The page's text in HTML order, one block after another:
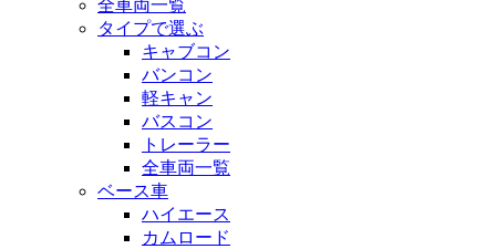
全車両一覧
タイプで選ぶ
キャブコン
バンコン
軽キャン
バスコン
トレーラー
全車両一覧
ベース車
ハイエース
カムロード